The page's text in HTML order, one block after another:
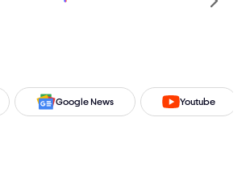
Google News Youtube